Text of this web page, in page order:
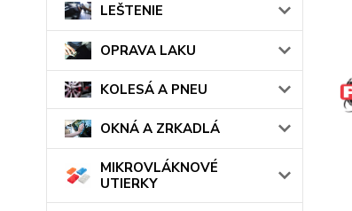
LEŠTENIE
OPRAVA LAKU
KOLESÁ A PNEU
OKNÁ A ZRKADLÁ
MIKROVLÁKNOVÉ
UTIERKY